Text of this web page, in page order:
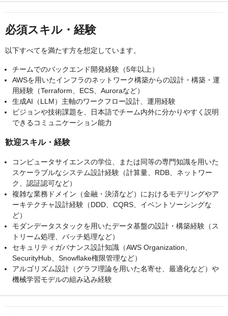
必須スキル・経験
以下すべてを満たす方を想定しています。
チームでのバックエンド開発経験（5年以上）
AWSを用いたインフラのネットワーク構築からの設計・構築・運
用経験（Terraform、ECS、Auroraなど）
生成AI（LLM）主軸のワークフロー設計、運用経験
ビジョンや技術課題を、日本語でチーム内外に分かりやすく説明
できるコミュニケーション能力
歓迎スキル・経験
コンピュータサイエンスの学位、または同等の専門知識を用いた
スケーラブルなシステム設計経験（計算量、RDB、ネットワー
ク、認証認可など）
複雑な業務ドメイン（金融・決済など）におけるモデリングやア
ーキテクチャ設計経験（DDD、CQRS、イベントソーシングな
ど）
モダンデータスタックを用いたデータ基盤の設計・構築経験（ス
トリーム処理、バッチ処理など）
セキュリティガバナンス設計知識（AWS Organization、
SecurityHub、Snowflake権限管理など）
アルゴリズム設計（グラフ理論を用いた名寄せ、最適化など）や
機械学習モデルの組み込み経験